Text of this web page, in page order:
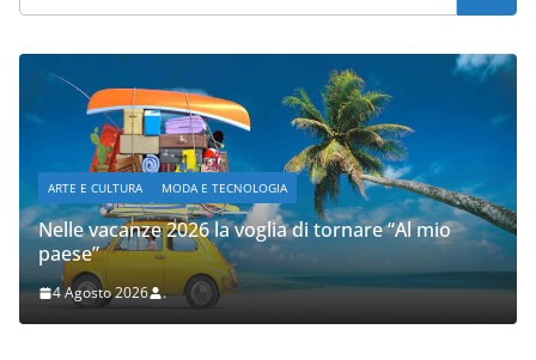
ARTE E CULTURA MODA E TECNOLOGIA
Nelle vacanze 2026 la voglia di tornare “Al mio
paese”
4 Agosto 2026 .